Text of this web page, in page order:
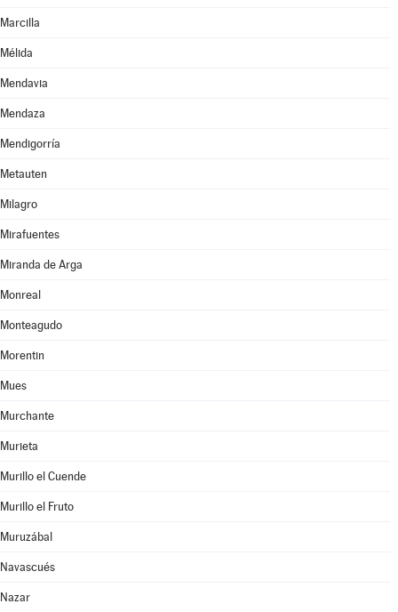
Marcilla
Mélida
Mendavia
Mendaza
Mendigorría
Metauten
Milagro
Mirafuentes
Miranda de Arga
Monreal
Monteagudo
Morentin
Mues
Murchante
Murieta
Murillo el Cuende
Murillo el Fruto
Muruzábal
Navascués
Nazar